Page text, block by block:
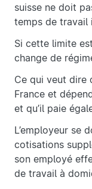
suisse ne doit
temps de travail
Si cette limite
change de
Ce qui veut dire
France et
et qu’il paie
L’employeur se
cotisations
son employé
de travail à